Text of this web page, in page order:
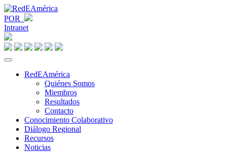
POR
Intranet
RedEAmérica
Quiénes Somos
Miembros
Resultados
Contacto
Conocimiento Colaborativo
Diálogo Regional
Recursos
Noticias